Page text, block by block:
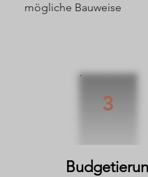
mögliche Bauweise​
3